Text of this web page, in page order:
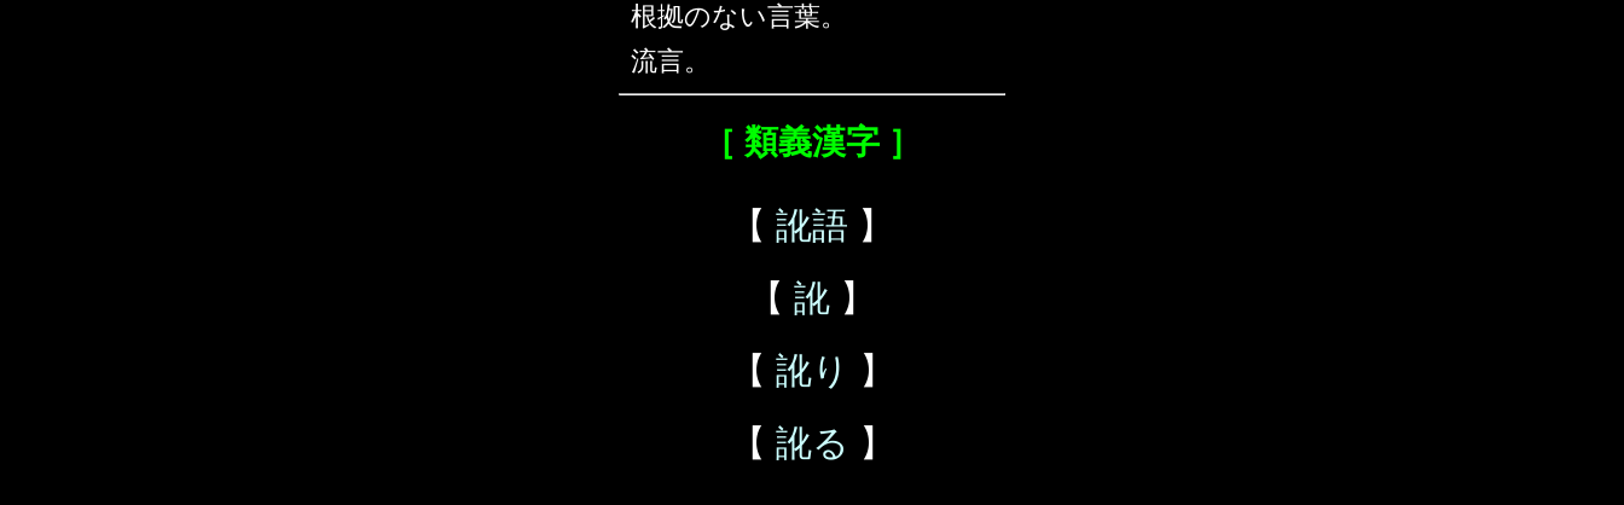
根拠のない言葉。
流言。
［ 類義漢字 ］
【 訛語 】
【 訛 】
【 訛り
】
【 訛る 】